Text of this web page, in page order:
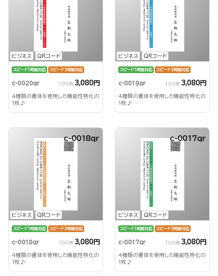
ビジネス QRコード
スピード1時間対応 スピード3時間対応
c-0020qr 100枚 3,080円
4種類の書体を使用した機能性特化の
1枚♪
ビジネス QRコード
スピード1時間対応 スピード3時間対応
c-0019qr 100枚 3,080円
4種類の書体を使用した機能性特化の
1枚♪
ビジネス QRコード
c-0018qr
スピード1時間対応 スピード3時間対応
c-0018qr 100枚 3,080円
4種類の書体を使用した機能性特化の
1枚♪
ビジネス QRコード
c-0017qr
スピード1時間対応 スピード3時間対応
c-0017qr 100枚 3,080円
4種類の書体を使用した機能性特化の
1枚♪